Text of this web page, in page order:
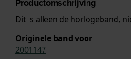
Productomschrijving
Dit is alleen de horlogeband,
Originele band voor
2001147